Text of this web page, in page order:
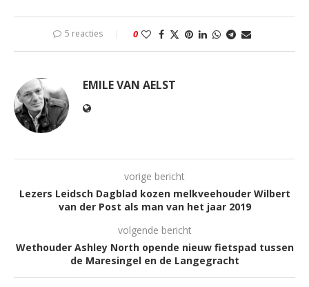
5 reacties 0
EMILE VAN AELST
vorige bericht
Lezers Leidsch Dagblad kozen melkveehouder Wilbert
van der Post als man van het jaar 2019
volgende bericht
Wethouder Ashley North opende nieuw fietspad tussen
de Maresingel en de Langegracht